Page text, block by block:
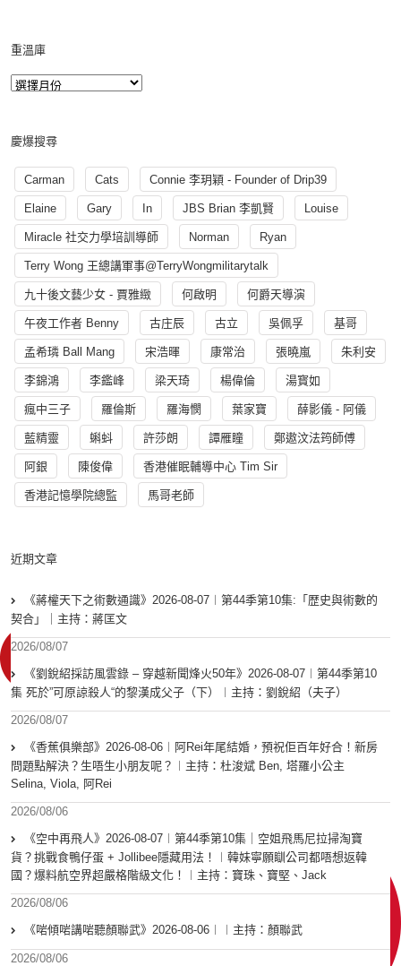
重溫庫
慶爆搜尋
Carman Cats Connie 李玥穎 - Founder of Drip39
Elaine Gary In JBS Brian 李凱賢 Louise
Miracle 社交力學培訓導師 Norman Ryan
Terry Wong 王總講軍事@TerryWongmilitarytalk
九十後文藝少女 - 賈雅緻 何啟明 何爵天導演
午夜工作者 Benny 古庄辰 古立 吳佩孚 基哥
孟希璘 Ball Mang 宋浩暉 康常治 張曉嵐 朱利安
李錦鴻 李鑑峰 梁天琦 楊偉倫 湯寳如
瘋中三子 羅倫斯 羅海憫 葉家寶 薛影儀 - 阿儀
藍精靈 蝌蚪 許莎朗 譚雁瞳 鄭遨汶法筠師傅
阿銀 陳俊偉 香港催眠輔導中心 Tim Sir
香港記憶學院總監 馬哥老師
近期文章
《蔣權天下之術數通識》2026-08-07︱第44季第10集:「歴史與術數的
契合」｜主持：蔣匡文
2026/08/07
《劉銳紹採訪風雲錄 – 穿越新聞烽火50年》2026-08-07︱第44季第10
集 死於”可原諒殺人“的黎漢成父子（下）︱主持：劉銳紹（夫子）
2026/08/07
《香蕉俱樂部》2026-08-06︱阿Rei年尾結婚，預祝佢百年好合！新房
問題點解決？生唔生小朋友呢？︱主持：杜浚斌 Ben, 塔羅小公主
Selina, Viola, 阿Rei
2026/08/06
《空中再飛人》2026-08-07︱第44季第10集｜空姐飛馬尼拉掃淘寶
貨？挑戰食鴨仔蛋 + Jollibee隱藏用法！︱韓妹寧願瞓公司都唔想返韓
國？爆料航空界超嚴格階級文化！︱主持：寶珠、寶堅、Jack
2026/08/06
《啱傾啱講啱聽顏聯武》2026-08-06︱︱主持：顏聯武
2026/08/06